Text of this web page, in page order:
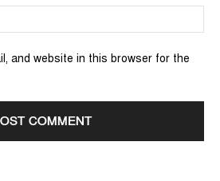
and website in this browser for the